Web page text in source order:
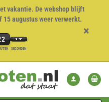
vakantie. De webshop blijft
augustus weer verwerkt.
17
SECONDEN
×